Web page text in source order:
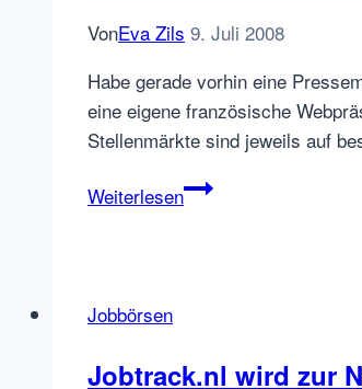
VonEva Zils 9. Juli 2008
Habe gerade vorhin eine
eine eigene französische
Stellenmärkte sind jeweils auf
WeiterlesenCareerbuilder
Frankreich
Jobbörsen
Jobtrack.nl wird zur